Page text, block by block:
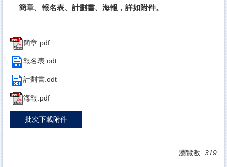
簡章、報名表、計劃書、海報，詳如附件。
簡章.pdf
報名表.odt
計劃書.odt
海報.pdf
批次下載附件
瀏覽數: 319